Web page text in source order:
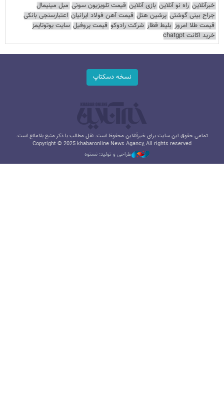
خبرآنلاین راه نو آنلاین بازی آنلاین قیمت تلویزیون سونی مبل مینیمال
جراح بینی گوشتی پرشین هتل قیمت آهن فولاد ایرانیان اعتبارسنجی بانکی
قیمت طلا امروز بلیط قطار شرکت رادوکو قیمت پروفیل سایت یوتوتایمز
خرید اکانت chatgpt
نسخه دسکتاپ
تمامی حقوق این سایت برای خبرآنلاین محفوظ است. نقل مطالب با ذکر منبع بلامانع است.
Copyright © 2025 khabaronline News Agancy, All rights reserved
طراحی و تولید: نستوه